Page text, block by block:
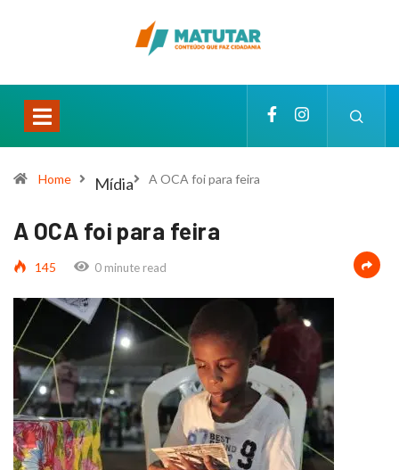
Home Mídia A OCA foi para feira
A OCA foi para feira
145 0 minute read